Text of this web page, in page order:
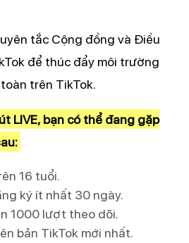
tắc Cộng đồng và Điều
để thúc đẩy môi trường
trên TikTok.
LIVE, bạn có thể đang gặp
16 tuổi.
ký ít nhất 30 ngày.
1000 lượt theo dõi.
bản TikTok mới nhất.